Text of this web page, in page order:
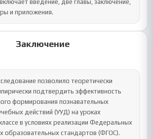
введение, две главы, заключение,
и приложения.
Заключение
позволило теоретически
подтвердить эффективность
формирования познавательных
действий (УУД) на уроках
в условиях реализации Федеральных
образовательных стандартов (ФГОС).